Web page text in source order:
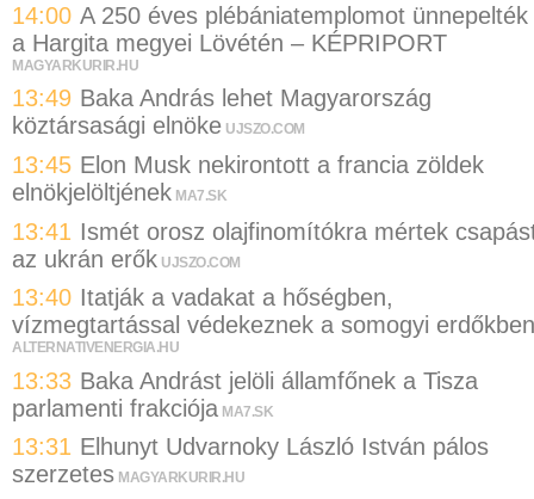
14:00 A 250 éves plébániatemplomot ünnepelték
a Hargita megyei Lövétén – KÉPRIPORT
MAGYARKURIR.HU
13:49 Baka András lehet Magyarország
köztársasági elnöke UJSZO.COM
13:45 Elon Musk nekirontott a francia zöldek
elnökjelöltjének MA7.SK
13:41 Ismét orosz olajfinomítókra mértek
az ukrán erők UJSZO.COM
13:40 Itatják a vadakat a hőségben,
vízmegtartással védekeznek a somogyi erdőkben
ALTERNATIVENERGIA.HU
13:33 Baka Andrást jelöli államfőnek a Tisza
parlamenti frakciója MA7.SK
13:31 Elhunyt Udvarnoky László István pálos
szerzetes MAGYARKURIR.HU